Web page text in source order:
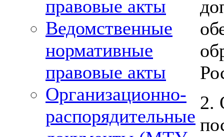
правовые акты
Ведомственные
нормативные
правовые акты
Организационно-
распорядительные
2.